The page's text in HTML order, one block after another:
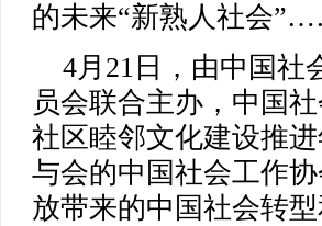
的未来“新熟人社会
4月21日，由中国社
员会联合主办，中国
社区睦邻文化建设推
与会的中国社会工作
放带来的中国社会转